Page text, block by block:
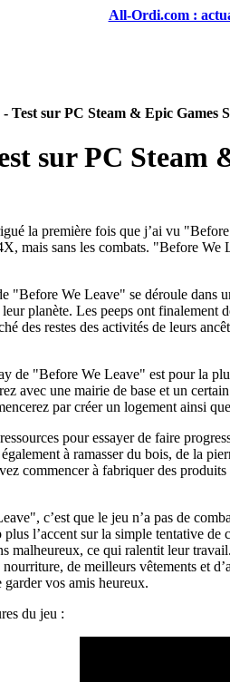
All-Ordi.com :
Test sur PC Steam & Epic Games
sur PC Steam
la première fois que j’ai vu
mais sans les combats. "Before We
"Before We Leave" se déroule dans
planète. Les peeps ont finalement
des restes des activités de leurs
de "Before We Leave" est pour la
avec une mairie de base et un
par créer un logement ainsi
pour essayer de faire
à ramasser du bois, de la
commencer à fabriquer des
c’est que le jeu n’a pas de
l’accent sur la simple tentative
malheureux, ce qui ralentit leur
de meilleurs vêtements et
garder vos amis heureux.
du jeu :